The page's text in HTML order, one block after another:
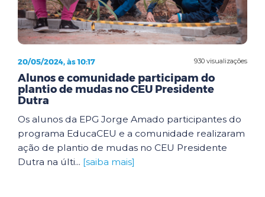
930 visualizações
20/05/2024, às 10:17
Alunos e comunidade participam do
plantio de mudas no CEU Presidente
Dutra
Os alunos da EPG Jorge Amado participantes do
programa EducaCEU e a comunidade realizaram
ação de plantio de mudas no CEU Presidente
Dutra na últi... [saiba mais]